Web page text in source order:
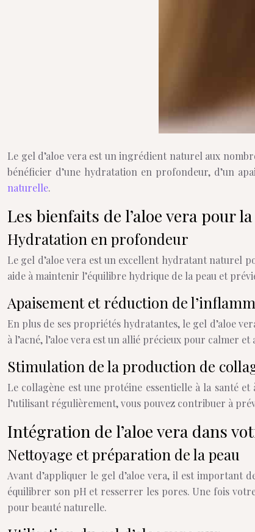
Le gel d’aloe vera est un ingrédient naturel aux
bénéficier d’une hydratation en profondeur, d’un
naturelle.
Les bienfaits de l’aloe vera pour
Hydratation en profondeur
Le gel d’aloe vera est un excellent hydratant naturel
aide à maintenir l’équilibre hydrique de la peau et
Apaisement et réduction de
En plus de ses propriétés hydratantes, le gel d’aloe
à l’acné, l’aloe vera est un allié précieux pour calmer et
Stimulation de la production de
Le collagène est une protéine essentielle à la santé
l’utilisant régulièrement, vous pouvez contribuer à
Intégration de l’aloe vera dans
Nettoyage et préparation de la peau
Avant d’appliquer le gel d’aloe vera, il est important
équilibrer son pH et resserrer les pores. Une fois
pour beauté naturelle.